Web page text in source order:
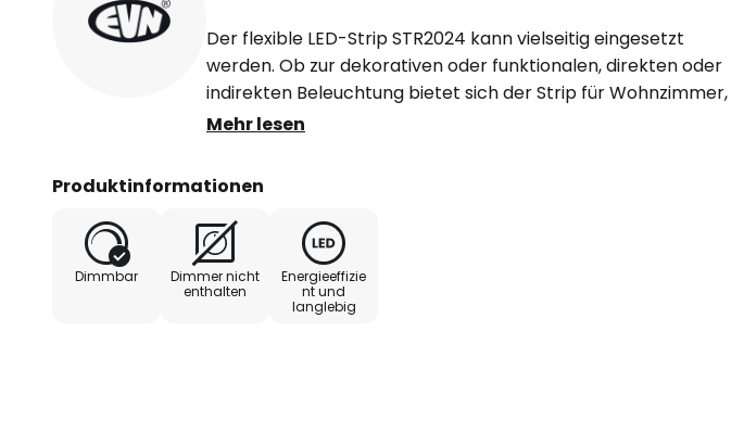
Der flexible LED-Strip STR2024 kann vielseitig eingesetzt
werden. Ob zur dekorativen oder funktionalen, direkten oder
indirekten Beleuchtung bietet sich der Strip für Wohnzimmer,
Schlafzimmer, Flur oder Küche an. Um ein Überhitzen zu
platzieren, vorzugsweise Aluminiumprofilen zum Ein- oder
- Lieferung in Rolle mit 5 m Strip
- benötigt zusätzlich spannungsgesteuertes Betriebsgerät 230V
Mehr lesen
Produktinformationen
Dimmbar
Dimmer nicht
enthalten
Energieeffizie
nt und
langlebig